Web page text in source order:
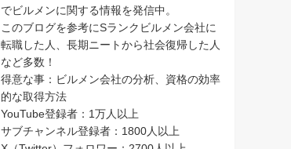
でビルメンに関する情報を発信中。
このブログを参考にSランクビルメン会社に
転職した人、長期ニートから社会復帰した人
など多数！
得意な事：ビルメン会社の分析、資格の効率
的な取得方法
YouTube登録者：1万人以上
サブチャンネル登録者：1800人以上